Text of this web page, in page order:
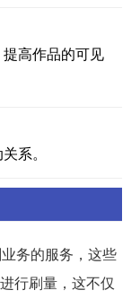
高作品的可见
系。
务的服务，这些
行刷量，这不仅